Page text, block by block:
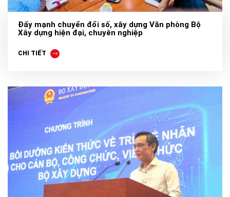
Đẩy mạnh chuyển đổi số, xây dựng Văn phòng Bộ
Xây dựng hiện đại, chuyên nghiệp
CHI TIẾT